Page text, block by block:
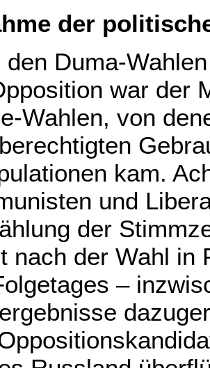
der
den Duma-
war der
Wahlen, von
kam.
und
der
nach der Wahl in
–